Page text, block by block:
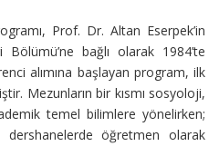
Prof. Dr. Altan Eserpek’in
Bölümü’ne bağlı olarak 1984’te
alımına başlayan program, ilk
Mezunların bir kısmı sosyoloji,
temel bilimlere yönelirken;
dershanelerde öğretmen olarak